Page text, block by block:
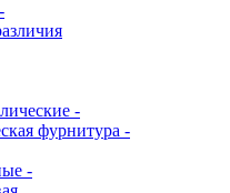
-
фурнитура -
-